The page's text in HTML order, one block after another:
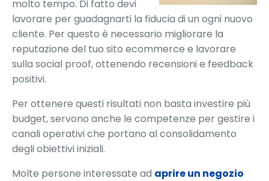
molto tempo. Di fatto devi
lavorare per guadagnarti la fiducia di un ogni nuovo
cliente. Per questo è necessario migliorare la
reputazione del tuo sito ecommerce e lavorare
sulla social proof, ottenendo recensioni e feedback
positivi.
Per ottenere questi risultati non basta investire più
budget, servono anche le competenze per gestire i
canali operativi che portano al consolidamento
degli obiettivi iniziali.
Molte persone interessate ad aprire un negozio